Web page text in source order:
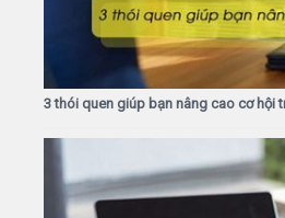
3 thói quen giúp bạn nâng cao cơ hội